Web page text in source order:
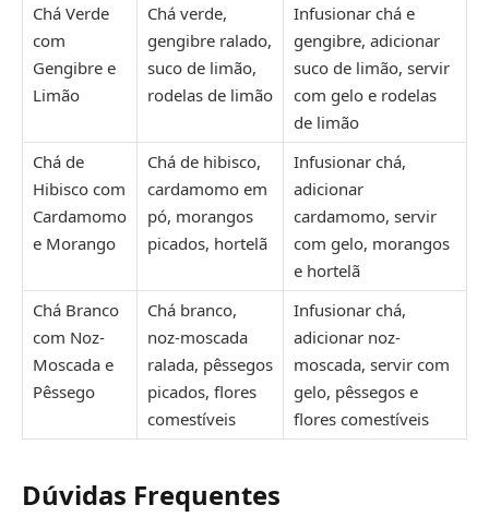
Chá Verde
com
Gengibre e
Limão
Chá verde,
gengibre ralado,
suco de limão,
rodelas de limão
Infusionar chá e
gengibre, adicionar
suco de limão, servir
com gelo e rodelas
de limão
Chá de
Hibisco com
Cardamomo
e Morango
Chá de hibisco,
cardamomo em
pó, morangos
picados, hortelã
Infusionar chá,
adicionar
cardamomo, servir
com gelo, morangos
e hortelã
Chá Branco
com Noz-
Moscada e
Pêssego
Chá branco,
noz-moscada
ralada, pêssegos
picados, flores
comestíveis
Infusionar chá,
adicionar noz-
moscada, servir com
gelo, pêssegos e
flores comestíveis
Dúvidas Frequentes